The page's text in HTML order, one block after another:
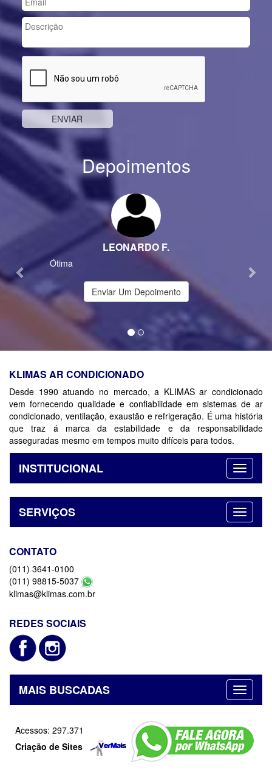
Depoimentos
LEONARDO F.
Ótima
Previous
Enviar Um Depoimento
KLIMAS AR CONDICIONADO
Desde 1990 atuando no mercado, a KLIMAS ar condicionado
vem fornecendo qualidade e confiabilidade em sistemas de ar
condicionado, ventilação, exaustão e refrigeração. É uma história
que traz á marca da estabilidade e da responsabilidade
asseguradas mesmo em tempos muito difíceis para todos.
INSTITUCIONAL
SERVIÇOS
CONTATO
(011) 3641-0100
(011) 98815-5037
klimas@klimas.com.br
REDES SOCIAIS
MAIS BUSCADAS
Acessos: 297.371
Criação de Sites
– Admin